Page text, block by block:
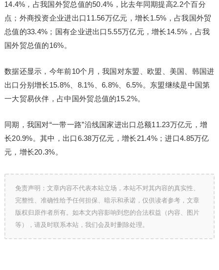
14.4%，占我国外贸总值的50.4%，比去年同期提高2.2个百分
点；外商投资企业进出口11.56万亿元，增长1.5%，占我国外贸
总值的33.4%；国有企业进出口5.55万亿元，增长14.5%，占我
国外贸总值的16%。
数据还显示，今年前10个月，我国对东盟、欧盟、美国、韩国进
出口分别增长15.8%、8.1%、6.8%、6.5%。东盟继续是中国第
一大贸易伙伴，占中国外贸总值的15.2%。
同期，我国对“一带一路”沿线国家进出口总额11.23万亿元，增
长20.9%。其中，出口6.38万亿元，增长21.4%；进口4.85万亿
元，增长20.3%。
免责声明：文章内容不代表本站立场，本站不对其内容的真实性、
完整性、准确性给予任何担保、暗示和承诺，仅供读者参考，文章
版权归原作者所有。如本文内容影响到您的合法权益（内容、图片
等），请及时联系本站，我们会及时删除处理。